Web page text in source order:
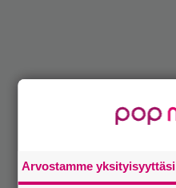
Arvostamme yksityisyyttäsi